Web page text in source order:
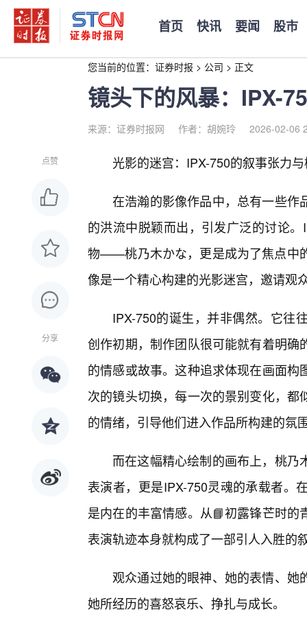
首页 快讯 要闻 股市
您当前的位置： 证券时报 > 公司 > 正文
镜头下的风暴：IPX-
来源：证券时报网 作者：胡婉玲 2026-02-06
点赞
分享
光影的迷宫：IPX-750的叙事张力
在浩瀚的影像作品中，总有一些作
的洪流中脱颖而出，引发广泛的讨论
物——桃乃木かな，更是成为了焦点中
像是一个精心构建的光影迷宫，邀请观
IPX-750的诞生，并非偶然。它往
创作初期，制作团队很可能就有着明
的情感或故事。这种追求体现在画面
次的镜头切换，每一次的景别变化，
的情绪，引导他们进入作品所构建的氛
而在这幅精心绘制的画布上，桃
表演者，更是IPX-750灵魂的承载者。
是内在的丰富情感。从📘初露锋芒时
表演轨迹本身就构成了一部引人入胜的
观众通过她的眼神、她的表情、
她所经历的喜怒哀乐、挣扎与成长。